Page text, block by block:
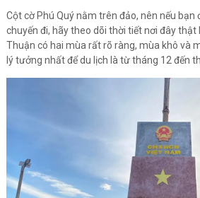
Cột cờ Phú Quý nằm trên đảo, nên nếu bạn
chuyến đi, hãy theo dõi thời tiết nơi đây thật
Thuận có hai mùa rất rõ ràng, mùa khô và
lý tưởng nhất để du lịch là từ tháng 12 đến